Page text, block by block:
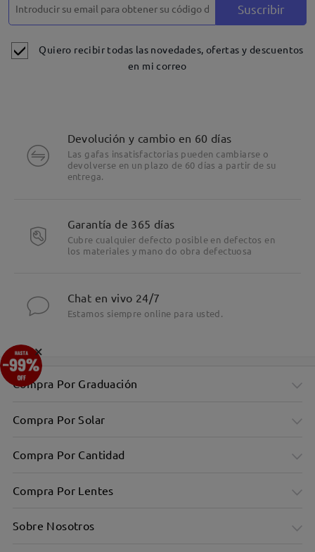
Suscribir
Quiero recibir todas las novedades, ofertas y descuentos
en mi correo
Devolución y cambio en 60 días
Las gafas insatisfactorias pueden cambiarse o
devolverse en un plazo de 60 días a partir de su
entrega.
Garantía de 365 días
Cubre cualquier defecto posible en defectos en
los materiales y mano do obra defectuosa
Chat en vivo 24/7
Estamos siempre online para usted.
Compra Por Graduación
Compra Por Solar
Compra Por Cantidad
Compra Por Lentes
Sobre Nosotros
×